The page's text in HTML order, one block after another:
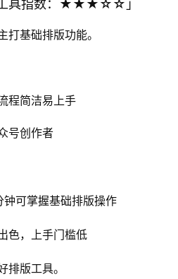
工具指数：★★★☆☆」
基础排版功能。
程简洁易上手
号创作者
可掌握基础排版操作
色，上手门槛低
排版工具。